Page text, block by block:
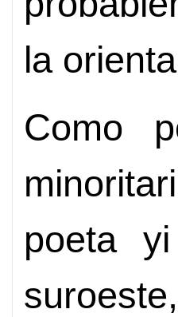
la
Como
poeta